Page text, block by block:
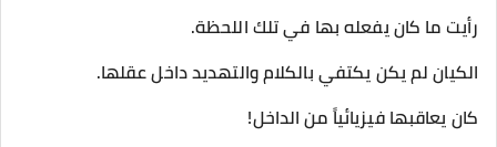
​رأيت ما كان يفعله بها في تلك اللحظة.
​الكيان لم يكن يكتفي بالكلام والتهديد داخل عقلها.
كان يعاقبها فيزيائياً من الداخل!